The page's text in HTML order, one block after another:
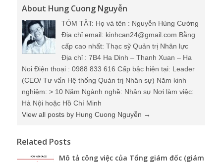
About Hung Cuong Nguyễn
TÓM TẮT: Họ và tên : Nguyễn Hùng Cường
Địa chỉ email: kinhcan24@gmail.com Bằng
cấp cao nhất: Thạc sỹ Quản trị Nhân lực
Địa chỉ : 7B4 Ha Dinh – Thanh Xuan – Ha
Noi Điện thoại : 0988 833 616 Cấp bậc hiện tại: Leader
(CEO/ Tư vấn Hệ thống Quản trị Nhân sự) Năm kinh
nghiệm: > 10 Năm Ngành nghề: Nhân sự Nơi làm việc:
Hà Nội hoặc Hồ Chí Minh
View all posts by Hung Cuong Nguyễn →
Related Posts
Mô tả công việc của Tổng giám đốc (giám